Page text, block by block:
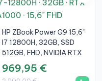
HP ZBook Power G9 15,6"
I7 12800H, 32GB, SSD
512GB, FHD, NVIDIA RTX
A1000 4GB, A+
969,95 €